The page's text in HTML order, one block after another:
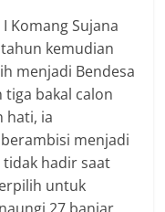
Komang Sujana
kemudian
menjadi Bendesa
tiga bakal calon
hati, ia
menjadi
hadir saat
untuk